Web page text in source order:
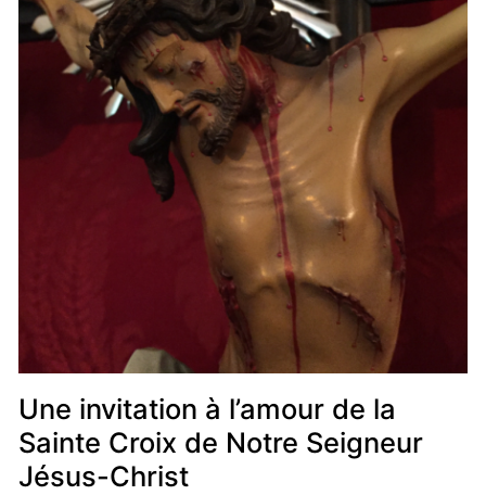
Une invitation à l’amour de la
Sainte Croix de Notre Seigneur
Jésus-Christ